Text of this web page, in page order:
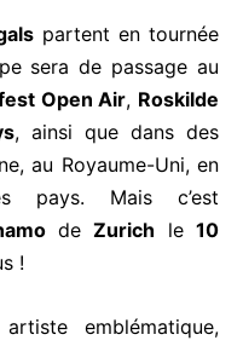
partent en tournée
sera de passage au
Open Air, Roskilde
, ainsi que dans des
au Royaume-Uni, en
pays. Mais c’est
deZurich le 10
!
emblématique,